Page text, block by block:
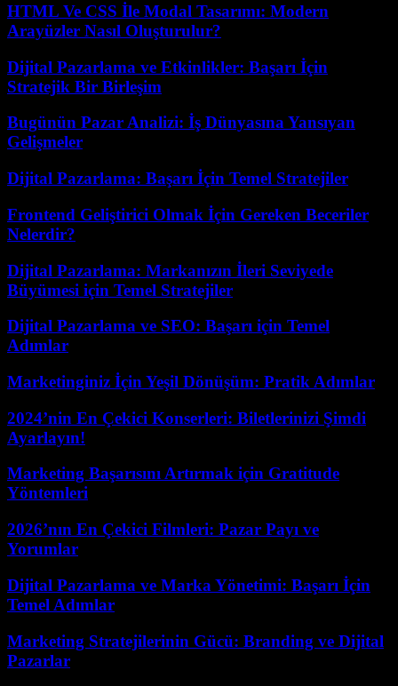
HTML Ve CSS İle Modal Tasarımı: Modern
Arayüzler Nasıl Oluşturulur?
Dijital Pazarlama ve Etkinlikler: Başarı İçin
Stratejik Bir Birleşim
Bugünün Pazar Analizi: İş Dünyasına Yansıyan
Gelişmeler
Dijital Pazarlama: Başarı İçin Temel Stratejiler
Frontend Geliştirici Olmak İçin Gereken Beceriler
Nelerdir?
Dijital Pazarlama: Markanızın İleri Seviyede
Büyümesi için Temel Stratejiler
Dijital Pazarlama ve SEO: Başarı için Temel
Adımlar
Marketinginiz İçin Yeşil Dönüşüm: Pratik Adımlar
2024’nin En Çekici Konserleri: Biletlerinizi Şimdi
Ayarlayın!
Marketing Başarısını Artırmak için Gratitude
Yöntemleri
2026’nın En Çekici Filmleri: Pazar Payı ve
Yorumlar
Dijital Pazarlama ve Marka Yönetimi: Başarı İçin
Temel Adımlar
Marketing Stratejilerinin Gücü: Branding ve Dijital
Pazarlar